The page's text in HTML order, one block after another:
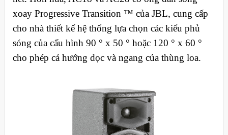
xoay Progressive Transition ™ của JBL, cung cấp
cho nhà thiết kế hệ thống lựa chọn các kiểu phủ
sóng của cấu hình 90 ° x 50 ° hoặc 120 ° x 60 °
cho phép cả hướng dọc và ngang của thùng loa.